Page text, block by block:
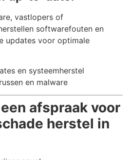
vastlopers of
softwarefouten en
updates voor optimale
en systeemherstel
en malware
afspraak voor
herstel in